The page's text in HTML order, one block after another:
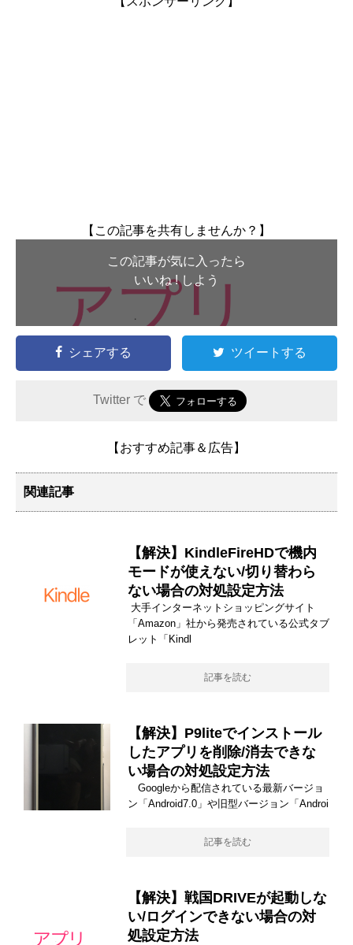
【この記事を共有しませんか？】
この記事が気に入ったら
いいね ! しよう
シェアする ツイートする
Twitter で
【おすすめ記事＆広告】
関連記事
【解決】KindleFireHDで機内
モードが使えない/切り替わら
ない場合の対処設定方法
大手インターネットショッピングサイト
「Amazon」社から発売されている公式タブ
レット「Kindl
記事を読む
【解決】P9liteでインストール
したアプリを削除/消去できな
い場合の対処設定方法
Googleから配信されている最新バージョ
ン「Android7.0」や旧型バージョン「Androi
記事を読む
【解決】戦国DRIVEが起動しな
い/ログインできない場合の対
処設定方法